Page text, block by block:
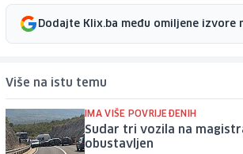
Dodajte Klix.ba među omiljene izvore
Više na istu temu
IMA VIŠE POVRIJEĐENIH
Sudar tri vozila na
obustavljen